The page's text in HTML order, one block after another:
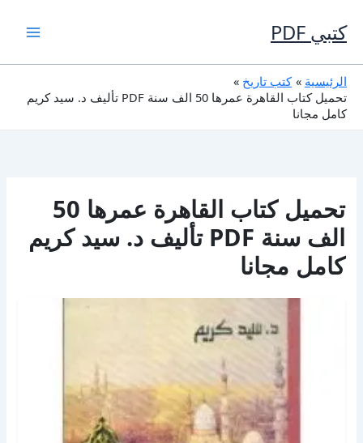
إلى
المحتوى
كتبي PDF
الرئيسية
كتب تاريخ
تحميل كتاب القاهرة عمرها 50 الف سنة PDF تأليف د. سيد كريم
كامل مجانا
تحميل كتاب القاهرة عمرها 50
الف سنة PDF تأليف د. سيد كريم
كامل مجانا